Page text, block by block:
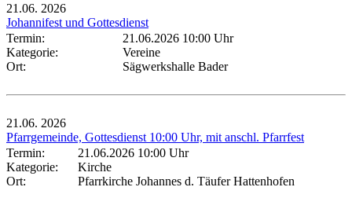
21.06. 2026
Johannifest und Gottesdienst
Termin:
21.06.2026 10:00 Uhr
Kategorie:
Vereine
Ort:
Sägwerkshalle Bader
21.06. 2026
Pfarrgemeinde, Gottesdienst 10:00 Uhr, mit anschl. Pfarrfest
Termin:
21.06.2026 10:00 Uhr
Kategorie:
Kirche
Ort:
Pfarrkirche Johannes d. Täufer Hattenhofen